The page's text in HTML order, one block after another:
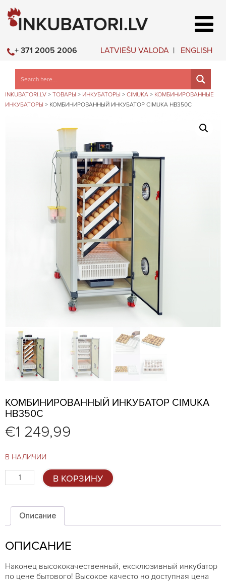
LATVIEŠU VALODA ENGLISH
+ 371 2005 2006
INKUBATORI.LV > ТОВАРЫ > ИНКУБАТОРЫ > CIMUKA > КОМБИНИРОВАННЫЕ
ИНКУБАТОРЫ > КОМБИНИРОВАННЫЙ ИНКУБАТОР CIMUKA HB350C
КОМБИНИРОВАННЫЙ ИНКУБАТОР CIMUKA
HB350C
€1 249,99
В НАЛИЧИИ
Количество
товара
инкубатор
CIMUKA
HB350C
В КОРЗИНУ
Описание
ОПИСАНИЕ
Наконец высококачественный, ексклюзивный инкубатор
по цене бытового! Высокое качесто но доступная цена